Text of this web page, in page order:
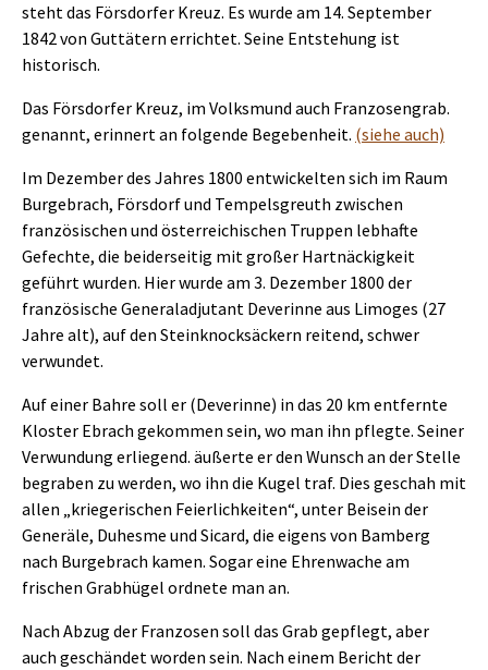
steht das Försdorfer Kreuz. Es wurde am 14. September
1842 von Guttätern errichtet. Seine Entstehung ist
historisch.
Das Försdorfer Kreuz, im Volksmund auch Franzosengrab.
genannt, erinnert an folgende Begebenheit. (siehe auch)
Im Dezember des Jahres 1800 entwickelten sich im Raum
Burgebrach, Försdorf und Tempelsgreuth zwischen
französischen und österreichischen Truppen lebhafte
Gefechte, die beiderseitig mit großer Hartnäckigkeit
geführt wurden. Hier wurde am 3. Dezember 1800 der
französische Generaladjutant Deverinne aus Limoges (27
Jahre alt), auf den Steinknocksäckern reitend, schwer
verwundet.
Auf einer Bahre soll er (Deverinne) in das 20 km entfernte
Kloster Ebrach gekommen sein, wo man ihn pflegte. Seiner
Verwundung erliegend. äußerte er den Wunsch an der Stelle
begraben zu werden, wo ihn die Kugel traf. Dies geschah mit
allen „kriegerischen Feierlichkeiten“, unter Beisein der
Generäle, Duhesme und Sicard, die eigens von Bamberg
nach Burgebrach kamen. Sogar eine Ehrenwache am
frischen Grabhügel ordnete man an.
Nach Abzug der Franzosen soll das Grab gepflegt, aber
auch geschändet worden sein. Nach einem Bericht der